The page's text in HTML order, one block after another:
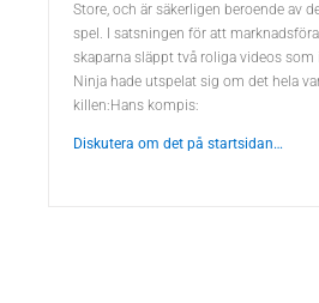
Store, och är säkerligen beroende av
spel. I satsningen för att
skaparna släppt två roliga videos
Ninja hade utspelat sig om det hela
killen:Hans kompis:
Diskutera om det på startsidan…